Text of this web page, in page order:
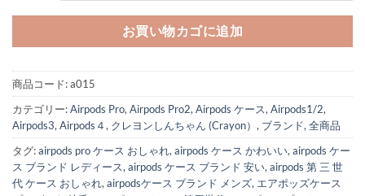
お買い物カゴに追加
商品コード:a015
カテゴリー:Airpods Pro, Airpods Pro2, Airpods ケース, Airpods1/2,
Airpods3, Airpods４, クレヨンしんちゃん (Crayon） , ブランド, 全商品
タグ:airpods pro ケース おしゃれ, airpods ケース かわいい, airpods ケー
ス ブランド レディース, airpods ケース ブランド 安い, airpods 第 三 世
代 ケース おしゃれ, airpodsケース ブランド メンズ, エアポッズケース